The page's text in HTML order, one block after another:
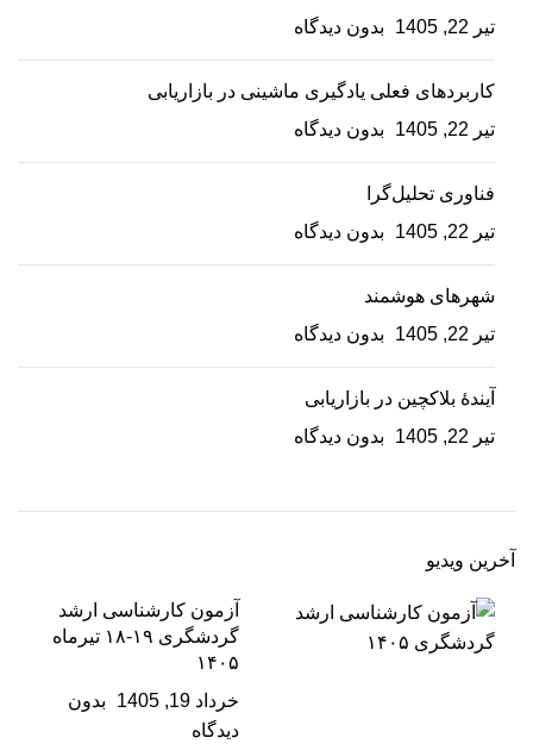
تیر 22, 1405
بدون دیدگاه
کاربردهای فعلی یادگیری ماشینی در بازاریابی
تیر 22, 1405
بدون دیدگاه
فناوری تحلیل‌گرا
تیر 22, 1405
بدون دیدگاه
شهرهای هوشمند
تیر 22, 1405
بدون دیدگاه
آیندۀ بلاکچین در بازاریابی
تیر 22, 1405
بدون دیدگاه
آخرین ویدیو
آزمون کارشناسی ارشد
گردشگری ۱۹-۱۸ تیرماه
۱۴۰۵
خرداد 19, 1405
بدون
دیدگاه